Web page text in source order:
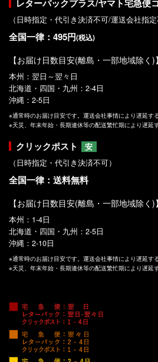
レターパックプラス/ヤマト宅急便
（日時指定・代引き決済不可/運送会社指定
全国一律：495円(税込)
【お届け日数目安(離島・一部地域除く)】
本州：翌日～翌々日
北海道・四国・九州：2-4日
沖縄：2-5日
※通常時のお届け目安です。運送会社事情により遅延す
※天災、年末年始・長期連休等の配送繁忙期により遅延
クリックポスト
安
（日時指定・代引き決済不可）
全国一律：送料無料
【お届け日数目安(離島・一部地域除く)】
本州：1-4日
北海道・四国・九州：2-5日
沖縄：2-10日
※通常時のお届け目安です。運送会社事情により遅延す
※天災、年末年始・長期連休等の配送繁忙期により遅延